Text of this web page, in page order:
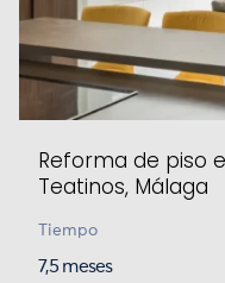
Reforma de piso
Teatinos, Málaga
Tiempo
7,5 meses